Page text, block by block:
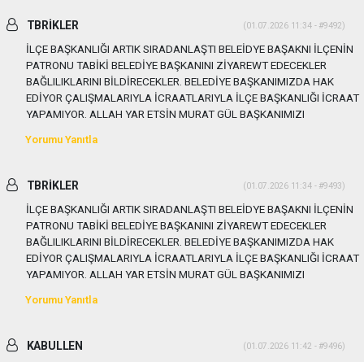
TBRİKLER (01.07.2026 11:34 - #9492)
İLÇE BAŞKANLIĞI ARTIK SIRADANLAŞTI BELEİDYE BAŞAKNI İLÇENİN
PATRONU TABİKİ BELEDİYE BAŞKANINI ZİYAREWT EDECEKLER
BAĞLILIKLARINI BİLDİRECEKLER. BELEDİYE BAŞKANIMIZDA HAK
EDİYOR ÇALIŞMALARIYLA İCRAATLARIYLA İLÇE BAŞKANLIĞI İCRAAT
YAPAMIYOR. ALLAH YAR ETSİN MURAT GÜL BAŞKANIMIZI
Yorumu Yanıtla
TBRİKLER (01.07.2026 11:34 - #9493)
İLÇE BAŞKANLIĞI ARTIK SIRADANLAŞTI BELEİDYE BAŞAKNI İLÇENİN
PATRONU TABİKİ BELEDİYE BAŞKANINI ZİYAREWT EDECEKLER
BAĞLILIKLARINI BİLDİRECEKLER. BELEDİYE BAŞKANIMIZDA HAK
EDİYOR ÇALIŞMALARIYLA İCRAATLARIYLA İLÇE BAŞKANLIĞI İCRAAT
YAPAMIYOR. ALLAH YAR ETSİN MURAT GÜL BAŞKANIMIZI
Yorumu Yanıtla
KABULLEN (01.07.2026 11:42 - #9496)